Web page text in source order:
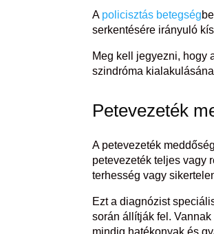
A policisztás betegség
serkentésére irányuló
Meg kell jegyezni, hogy
szindróma
Petevezeték
A petevezeték
petevezeték teljes vagy
terhesség vagy
Ezt a diagnózist
során állítják fel.
mindig hatékonyak és